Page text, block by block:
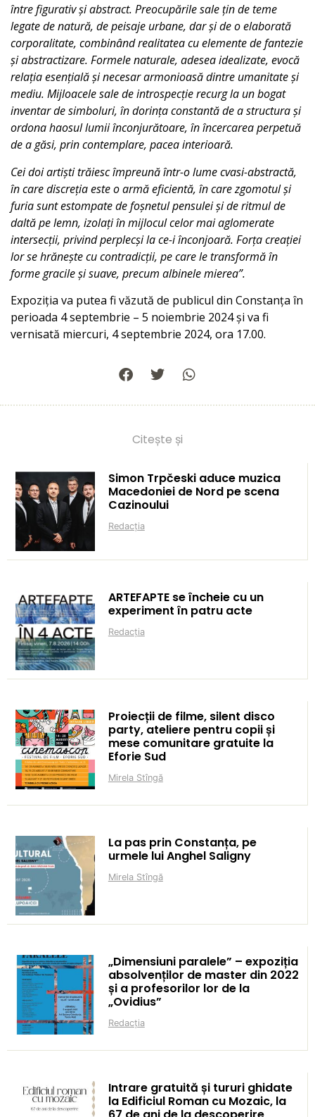
între figurativ și abstract. Preocupările sale țin de teme
legate de natură, de peisaje urbane, dar și de o elaborată
corporalitate, combinând realitatea cu elemente de fantezie
și abstractizare. Formele naturale, adesea idealizate, evocă
relația esențială și necesar armonioasă dintre umanitate și
mediu. Mijloacele sale de introspecție recurg la un bogat
inventar de simboluri, în dorința constantă de a structura și
ordona haosul lumii înconjurătoare, în încercarea perpetuă
de a găsi, prin contemplare, pacea interioară.
Cei doi artiști trăiesc împreună într-o lume cvasi-abstractă,
în care discreția este o armă eficientă, în care zgomotul și
furia sunt estompate de foșnetul pensulei și de ritmul de
daltă pe lemn, izolați în mijlocul celor mai aglomerate
intersecții, privind perplecși la ce-i înconjoară. Forța creației
lor se hrănește cu contradicții, pe care le transformă în
forme gracile și suave, precum albinele mierea”.
Expoziția va putea fi văzută de publicul din Constanța în
perioada 4 septembrie – 5 noiembrie 2024 și va fi
vernisată miercuri, 4 septembrie 2024, ora 17.00.
Citește și
Simon Trpčeski aduce muzica
Macedoniei de Nord pe scena
Cazinoului
Redacția
ARTEFAPTE se încheie cu un
experiment în patru acte
Redacția
Proiecții de filme, silent disco
party, ateliere pentru copii și
mese comunitare gratuite la
Eforie Sud
Mirela Stîngă
La pas prin Constanța, pe
urmele lui Anghel Saligny
Mirela Stîngă
„Dimensiuni paralele” – expoziția
absolvenților de master din 2022
și a profesorilor lor de la
„Ovidius”
Redacția
Intrare gratuită și tururi ghidate
la Edificiul Roman cu Mozaic, la